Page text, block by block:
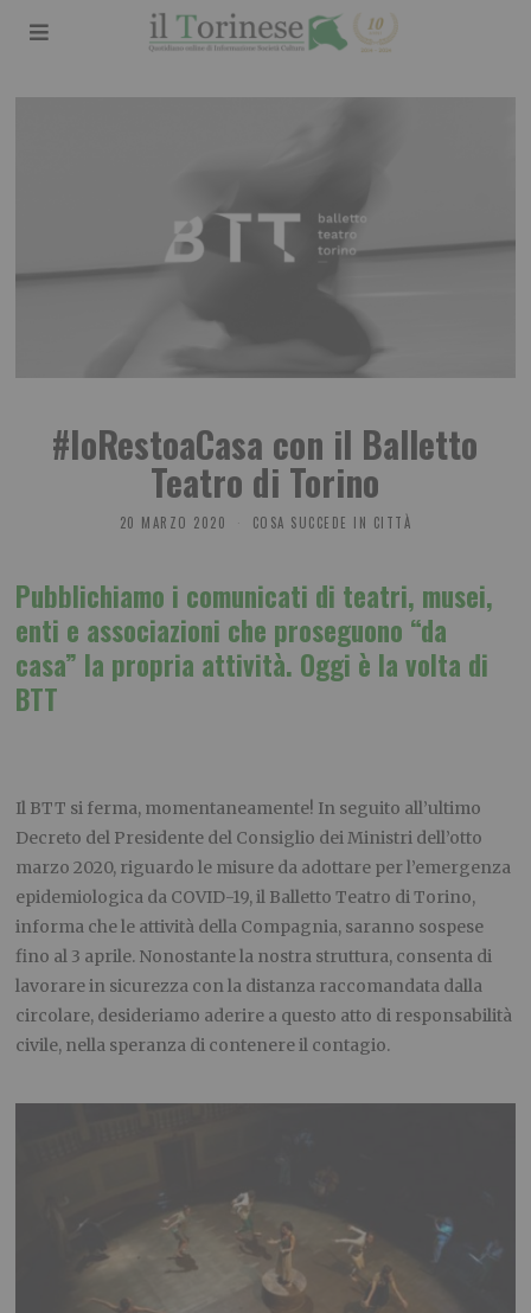
#IoRestoaCasa con il Balletto
Teatro di Torino
20 MARZO 2020 COSA SUCCEDE IN CITTÀ
Pubblichiamo i comunicati di teatri, musei,
enti e associazioni che proseguono “da
casa” la propria attività. Oggi è la volta di
BTT
Il BTT si ferma, momentaneamente! In seguito all’ultimo
Decreto del Presidente del Consiglio dei Ministri dell’otto
marzo 2020, riguardo le misure da adottare per l’emergenza
epidemiologica da COVID-19, il Balletto Teatro di Torino,
informa che le attività della Compagnia, saranno sospese
fino al 3 aprile. Nonostante la nostra struttura, consenta di
lavorare in sicurezza con la distanza raccomandata dalla
circolare, desideriamo aderire a questo atto di responsabilità
civile, nella speranza di contenere il contagio.